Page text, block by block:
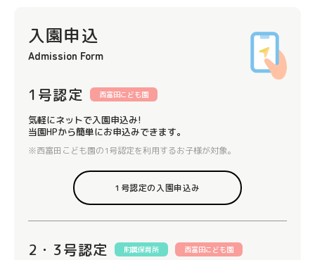
入園申込
Admission Form
1号認定 西富田こども園
気軽にネットで入園申込み!
当園HPから簡単にお申込みできます。
※西富田こども園の1号認定を利用するお子様が対象。
1号認定の入園申込み
2・3号認定 附属保育所 西富田こども園